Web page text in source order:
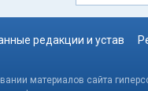
редакции и устав
материалов сайта